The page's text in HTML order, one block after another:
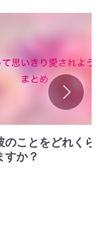
のことをどれくら
すか？